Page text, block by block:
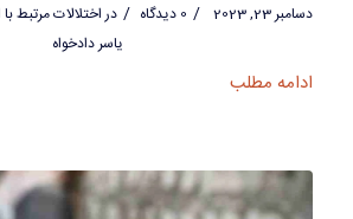
دسامبر 23, 2023 / 0 دیدگاه / دراختلالات مرتبط
یاسر دادخواه
ادامه مطلب